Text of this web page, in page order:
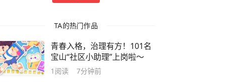
TA的热门作品
青春入格，治理有方！101名
宝山“社区小助理”上岗啦～
1 阅读 7分钟前